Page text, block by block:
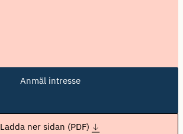
Anmäl intresse
Ladda ner sidan (PDF)